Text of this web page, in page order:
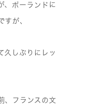
ポーランド に
すが、
しぶりにレッ
フランスの文